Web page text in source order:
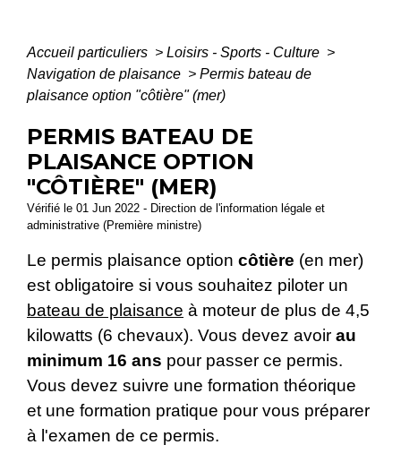
Accueil particuliers > Loisirs - Sports - Culture >
Navigation de plaisance > Permis bateau de
plaisance option "côtière" (mer)
PERMIS BATEAU DE
PLAISANCE OPTION
"CÔTIÈRE" (MER)
Vérifié le 01 Jun 2022 - Direction de l'information légale et
administrative (Première ministre)
Le permis plaisance option côtière (en mer)
est obligatoire si vous souhaitez piloter un
bateau de plaisance à moteur de plus de 4,5
kilowatts (6 chevaux). Vous devez avoir au
minimum 16 ans pour passer ce permis.
Vous devez suivre une formation théorique
et une formation pratique pour vous préparer
à l'examen de ce permis.